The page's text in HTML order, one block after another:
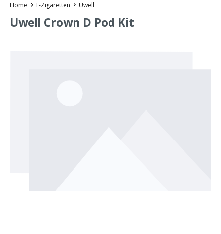
Home E-Zigaretten Uwell
Uwell Crown D Pod Kit